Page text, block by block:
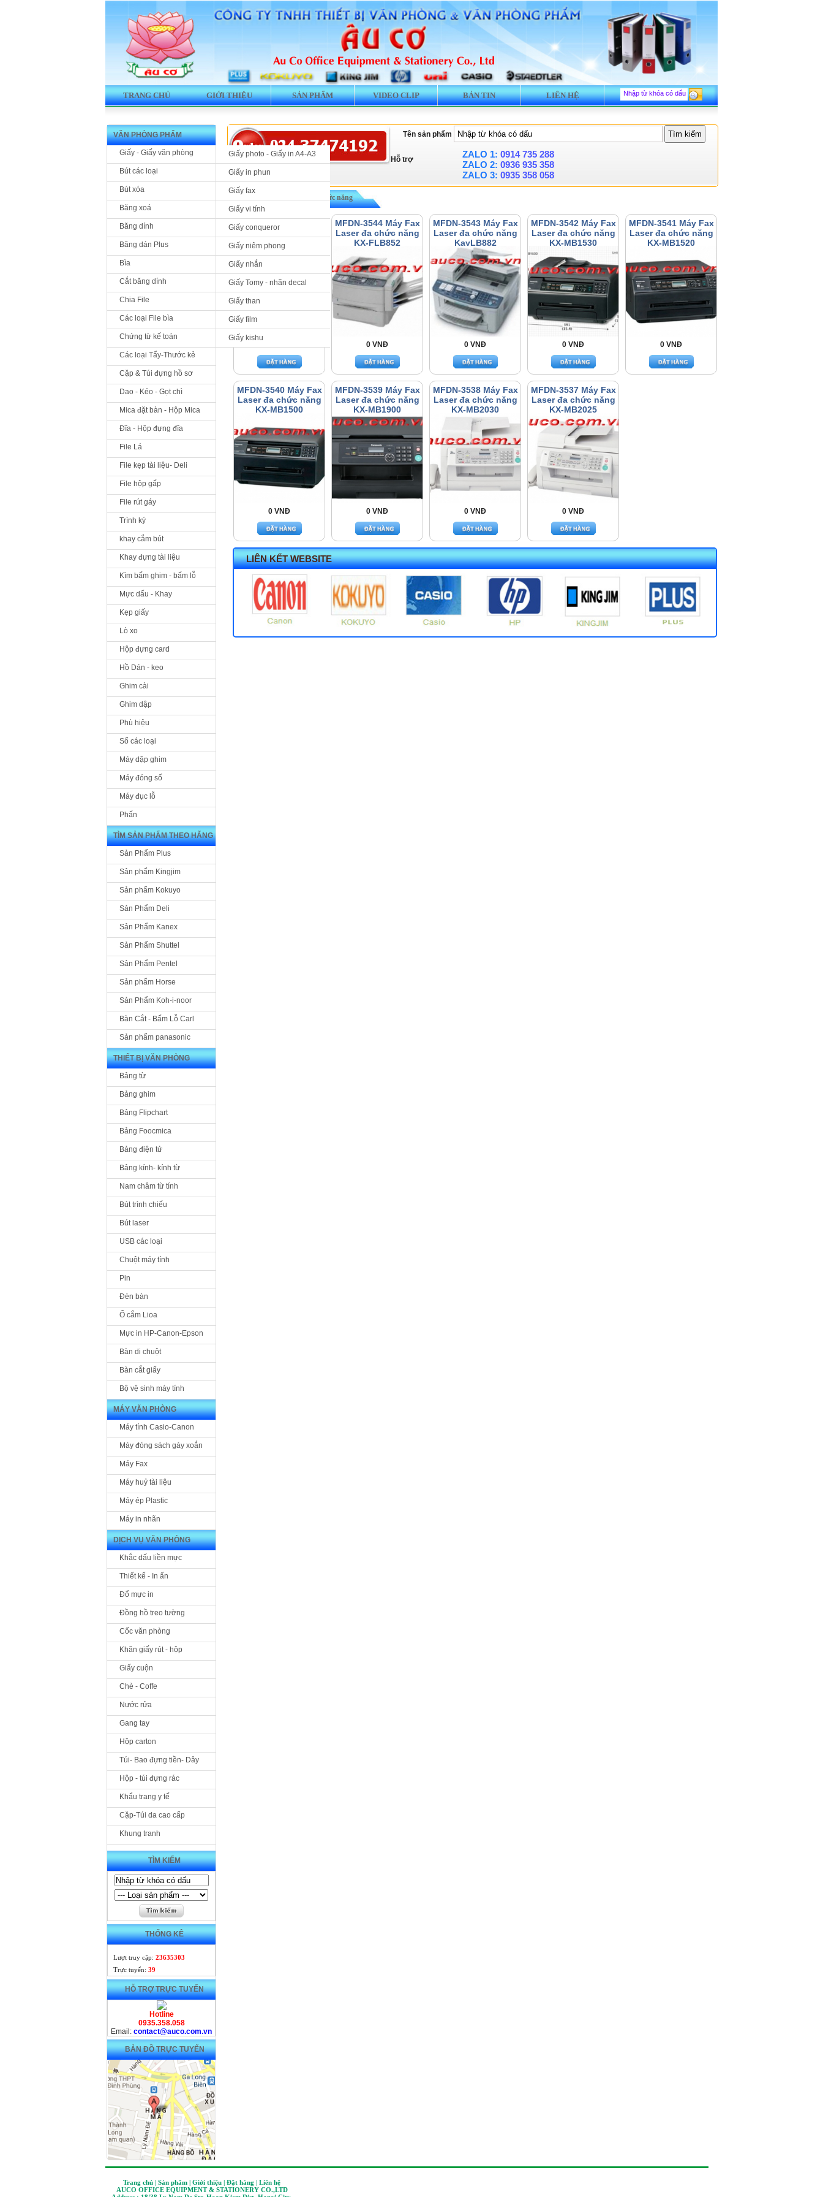
TRANG CHỦ GIỚI THIỆU SẢN PHẨM VIDEO CLIP BẢN TIN LIÊN HỆ
VĂN PHÒNG PHẨM
Giấy - Giấy văn phòng Giấy photo - Giấy in A4-A3
Giấy in phun
Giấy fax
Giấy vi tính
Giấy conqueror
Giấy niêm phong
Giấy nhắn
Giấy Tomy - nhãn decal
Giấy than
Giấy film
Giấy kishu
Bút các loại
Bút xóa
Băng xoá
Băng dính
Băng dán Plus
Bìa
Cắt băng dính
Chia File
Các loại File bìa
Chứng từ kế toán
Các loại Tẩy-Thước kẻ
Cặp & Túi đựng hồ sơ
Dao - Kéo - Gọt chì
Mica đặt bàn - Hộp Mica
Đĩa - Hộp đựng đĩa
File Lá
File kẹp tài liệu- Deli
File hộp gấp
File rút gáy
Trình ký
khay cắm bút
Khay đựng tài liệu
Kìm bấm ghim - bấm lỗ
Mực dấu - Khay
Kẹp giấy
Lò xo
Hộp đựng card
Hồ Dán - keo
Ghim cài
Ghim dập
Phù hiệu
Sổ các loại
Máy dập ghim
Máy đóng số
Máy đục lỗ
Phấn
TÌM SẢN PHẨM THEO HÃNG
Sản Phẩm Plus
Sản phẩm Kingjim
Sản phẩm Kokuyo
Sản Phẩm Deli
Sản Phẩm Kanex
Sản Phẩm Shuttel
Sản Phẩm Pentel
Sản phẩm Horse
Sản Phẩm Koh-i-noor
Bàn Cắt - Bấm Lỗ Carl
Sản phẩm panasonic
THIẾT BỊ VĂN PHÒNG
Bảng từ
Bảng ghim
Bảng Flipchart
Bảng Foocmica
Bảng điện tử
Bảng kính- kính từ
Nam châm từ tính
Bút trình chiếu
Bút laser
USB các loại
Chuột máy tính
Pin
Đèn bàn
Ổ cắm Lioa
Mực in HP-Canon-Epson
Bàn di chuột
Bàn cắt giấy
Bộ vệ sinh máy tính
MÁY VĂN PHÒNG
Máy tính Casio-Canon
Máy đóng sách gáy xoắn
Máy Fax
Máy huỷ tài liệu
Máy ép Plastic
Máy in nhãn
DỊCH VỤ VĂN PHÒNG
Khắc dấu liền mực
Thiết kế - In ấn
Đổ mực in
Đồng hồ treo tường
Cốc văn phòng
Khăn giấy rút - hộp
Giấy cuộn
Chè - Coffe
Nước rửa
Gang tay
Hộp carton
Túi- Bao đựng tiền- Dây
Hộp - túi đựng rác
Khẩu trang y tế
Cặp-Túi da cao cấp
Khung tranh
TÌM KIẾM
THỐNG KÊ
Lượt truy cập: 23635303
Trực tuyến: 39
HỖ TRỢ TRỰC TUYẾN
Hotline
0935.358.058
Email: contact@auco.com.vn
BẢN ĐỒ TRỰC TUYẾN
Tên sản phẩm
Hỗ trợ ZALO 1: 0914 735 288
ZALO 2: 0936 935 358
ZALO 3: 0935 358 058
Sản phẩm » Máy Fax đa chức năng
MFDN-3545 Máy Fax
Laser đa chức năng
KX-FLB802
MFDN-3544 Máy Fax
Laser đa chức năng
KX-FLB852
0 VNĐ
MFDN-3543 Máy Fax
Laser đa chức năng
KayLB882
0 VNĐ
MFDN-3542 Máy Fax
Laser đa chức năng
KX-MB1530
0 VNĐ
MFDN-3541 Máy Fax
Laser đa chức năng
KX-MB1520
0 VNĐ
MFDN-3540 Máy Fax
Laser đa chức năng
KX-MB1500
0 VNĐ
MFDN-3539 Máy Fax
Laser đa chức năng
KX-MB1900
0 VNĐ
MFDN-3538 Máy Fax
Laser đa chức năng
KX-MB2030
0 VNĐ
MFDN-3537 Máy Fax
Laser đa chức năng
KX-MB2025
0 VNĐ
LIÊN KẾT WEBSITE
Trang chủ | Sản phẩm | Giới thiệu | Đặt hàng | Liên hệ
AUCO OFFICE EQUIPMENT & STATIONERY CO.,LTD